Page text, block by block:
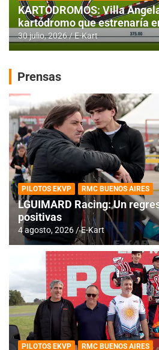
KARTODROMOS: Villa
kartódromo que estrenaría
30 julio, 2026 E-Kart
Prensas
PILOTOS EKVP RMC BUENOS AIRES
LGUIMARD Racing: Un
positivas
4 agosto, 2026 E-Kart
PILOTOS EKVP RMC BUENOS AIRES